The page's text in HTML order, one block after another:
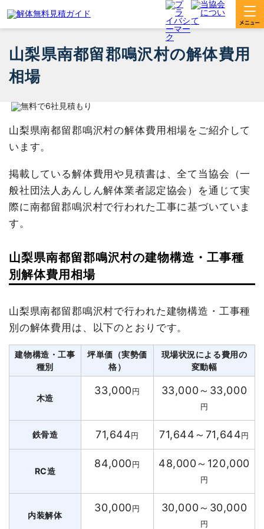
山梨県南都留郡鳴沢村の解体費用
相場
山梨県南都留郡鳴沢村の解体費用相場をご紹介して
います。
掲載している解体費用や見積書は、全て当協会（一
般社団法人あんしん解体業者認定協会）を通じて実
際に南都留郡鳴沢村で行われた工事に基づいていま
す。
山梨県南都留郡鳴沢村の建物構造・工事種
別解体費用相場
山梨県南都留郡鳴沢村で行われた建物構造・工事種
別の解体費用は、以下のとおりです。
建物構造・工事
種別
坪単価（実勢価
格）
現場状況による費用の
変動幅
木造
33,000円 33,000～33,000
円
鉄骨造 71,644円 71,644～71,644円
RC造
84,000円 48,000～120,000
円
内装解体
30,000円 30,000～30,000
円